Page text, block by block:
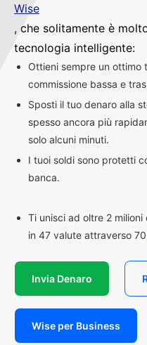
Wise
, che solitamente è
tecnologia intelligente:
Ottieni sempre un ottimo
commissione bassa e
Sposti il tuo denaro alla
spesso ancora più
solo alcuni minuti.
I tuoi soldi sono protetti
banca.
Ti unisci ad oltre 2
in 47 valute attraverso
Invia Denaro
Wise per Business